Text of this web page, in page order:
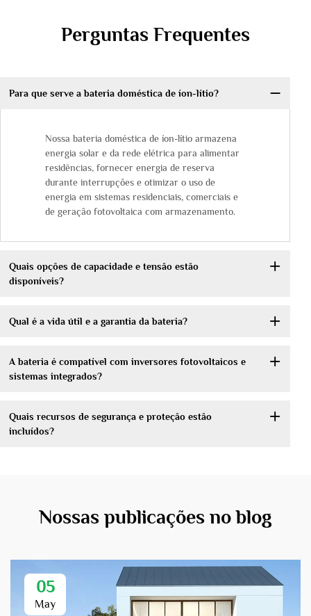
Perguntas Frequentes
Para que serve a bateria doméstica de íon-lítio?
Nossa bateria doméstica de íon-lítio armazena
energia solar e da rede elétrica para alimentar
residências, fornecer energia de reserva
durante interrupções e otimizar o uso de
energia em sistemas residenciais, comerciais e
de geração fotovoltaica com armazenamento.
Quais opções de capacidade e tensão estão
disponíveis?
Qual é a vida útil e a garantia da bateria?
A bateria é compatível com inversores fotovoltaicos e
sistemas integrados?
Quais recursos de segurança e proteção estão
incluídos?
Nossas publicações no blog
05
May